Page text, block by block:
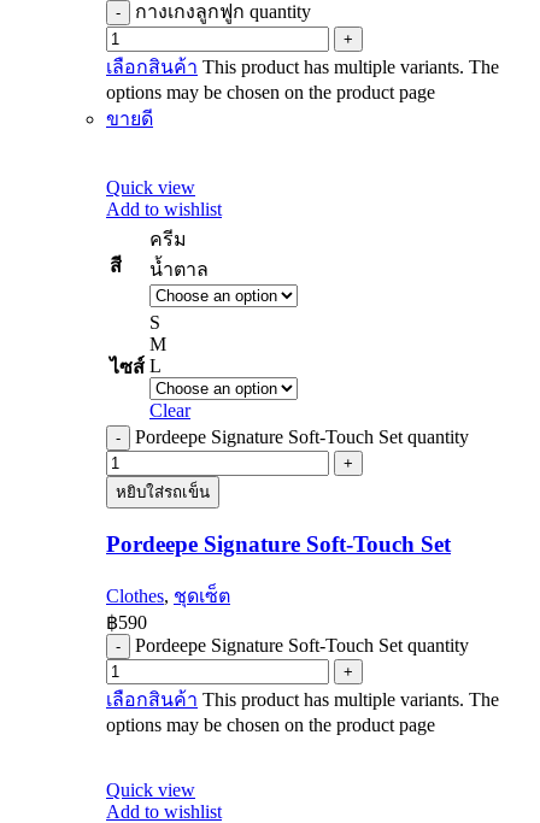
กางเกงลูกฟูก quantity
เลือกสินค้า This product has multiple variants. The
options may be chosen on the product page
ขายดี
Quick view
Add to wishlist
สี
ครีม
น้ำตาล
ไซส์
S
M
L
Clear
Pordeepe Signature Soft-Touch Set quantity
หยิบใส่รถเข็น
Pordeepe Signature Soft-Touch Set
Clothes, ชุดเซ็ต
฿590
Pordeepe Signature Soft-Touch Set quantity
เลือกสินค้า This product has multiple variants. The
options may be chosen on the product page
Quick view
Add to wishlist